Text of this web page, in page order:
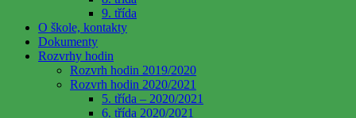
9. třída
O škole, kontakty
Dokumenty
Rozvrhy hodin
Rozvrh hodin 2019/2020
Rozvrh hodin 2020/2021
5. třída – 2020/2021
6. třída 2020/2021